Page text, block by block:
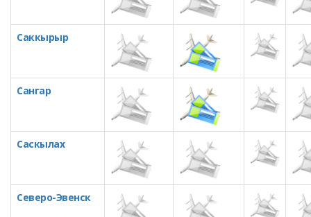
Саккырыр
Сангар
Саскылах
Северо-Эвенск